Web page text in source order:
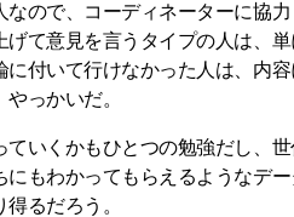
なので、コーディネーターに協
げて意見を言うタイプの人は、
に付いて行けなかった人は、内
っかいだ。
ていくかもひとつの勉強だし、
にもわかってもらえるようなデ
るだろう。